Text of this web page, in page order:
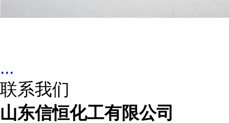
...
联系我们
山东信恒化工有限公司